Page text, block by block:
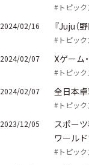
#トピック
2024/02/16
『Juju（
#トピック
2024/02/07
Ⅹゲーム
#トピック
2024/02/07
全日本
#トピック
2023/12/05
スポー
ワール
#トピック